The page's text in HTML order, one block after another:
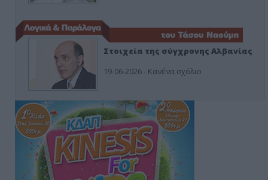
Στοιχεία της σύγχρονης Αλβανίας
19-06-2026 - Κανένα σχόλιο